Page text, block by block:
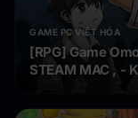
GAME PC VIỆT HÓA
[RPG] Game